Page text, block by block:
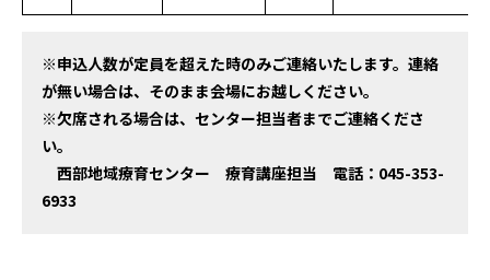
※申込人数が定員を超えた時のみご連絡いたします。連絡
が無い場合は、そのまま会場にお越しください。
※欠席される場合は、センター担当者までご連絡くださ
い。
西部地域療育センター 療育講座担当 電話：045-353-
6933